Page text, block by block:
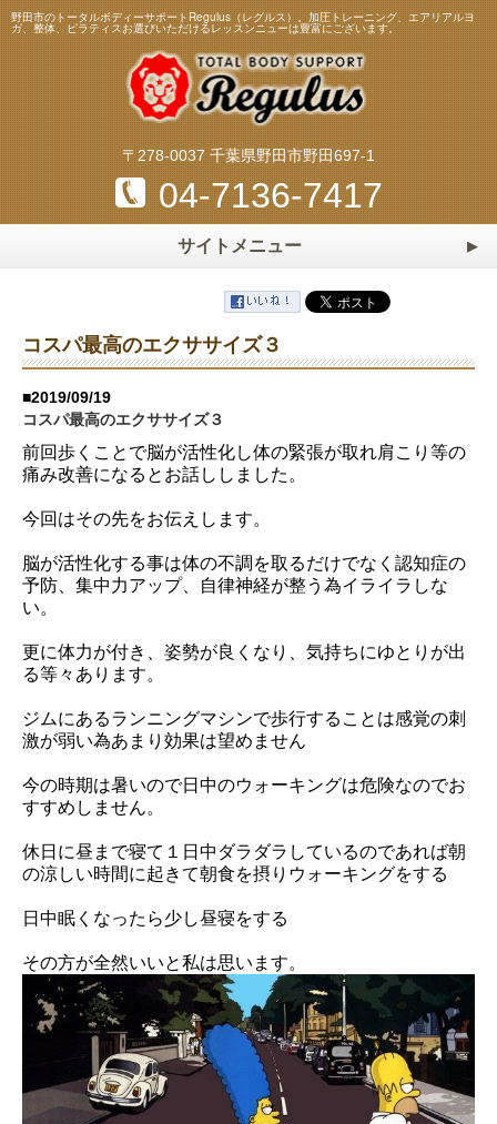
野田市のトータルボディーサポートRegulus（レグルス）。加圧トレーニング、エアリアルヨ
ガ、整体、ピラティスお選びいただけるレッスンニューは豊富にございます。
〒278-0037 千葉県野田市野田697-1
04-7136-7417
サイトメニュー
トレーニング・レッスンメニュー
エアリアルヨガ
パーソナルトレーニング パーソナルストレッチ
整体・リフレクソロジー
親子・子供運動教室
ダンスエクササイズ エステ
料金表
よくある質問
店舗紹介
お問い合わせ CONTACT
スケジュール
コスパ最高のエクササイズ３
■2019/09/19
コスパ最高のエクササイズ３
前回歩くことで脳が活性化し体の緊張が取れ肩こり等の
痛み改善になるとお話ししました。
今回はその先をお伝えします。
脳が活性化する事は体の不調を取るだけでなく認知症の
予防、集中力アップ、自律神経が整う為イライラしな
い。
更に体力が付き、姿勢が良くなり、気持ちにゆとりが出
る等々あります。
ジムにあるランニングマシンで歩行することは感覚の刺
激が弱い為あまり効果は望めません
今の時期は暑いので日中のウォーキングは危険なのでお
すすめしません。
休日に昼まで寝て１日中ダラダラしているのであれば朝
の涼しい時間に起きて朝食を摂りウォーキングをする
日中眠くなったら少し昼寝をする
その方が全然いいと私は思います。